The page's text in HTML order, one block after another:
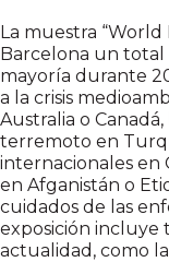
La muestra
Barcelona un total
mayoría durante
a la crisis
Australia o
terremoto en
internacionales en
en Afganistán o
cuidados de las
exposición incluye
actualidad, como